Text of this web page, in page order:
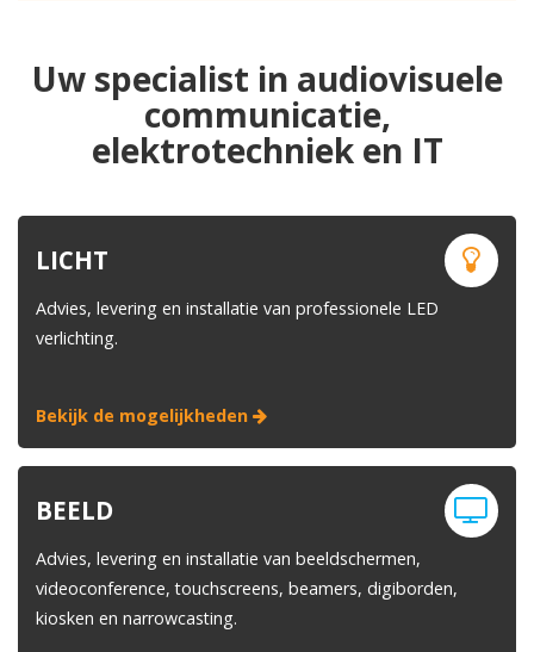
050 – 54 91 662
Route
Uw specialist in audiovisuele
communicatie,
elektrotechniek en IT
LICHT
Advies, levering en installatie van professionele LED
verlichting.
Bekijk de mogelijkheden
BEELD
Advies, levering en installatie van beeldschermen,
videoconference, touchscreens, beamers, digiborden,
kiosken en narrowcasting.